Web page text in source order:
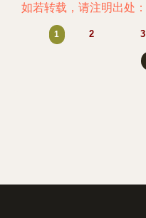
如若转载，请注明出处
1 2 3